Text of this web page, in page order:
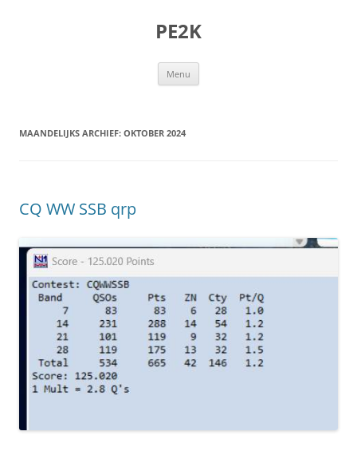
PE2K
Menu
MAANDELIJKS ARCHIEF: OKTOBER 2024
CQ WW SSB qrp